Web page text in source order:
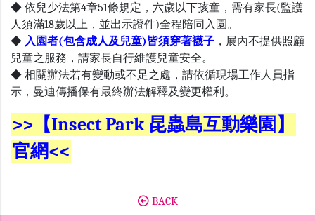
◆ 依兒少法第4章51條規定，六歲以下孩童，需有家長(監護
人須滿18歲以上，並出示證件)全程陪同入園。
◆ 入園者(包含成人及兒童)皆須穿著襪子 ，展內不提供照顧
兒童之服務，請家長自行維護兒童安全。
◆ 相關辦法若有變動或不足之處，請依循現場工作人員指
示，曼迪傳播保有最終辦法解釋及變更權利。
>>【Insect Park 昆蟲島互動樂園】
官網<<
BACK